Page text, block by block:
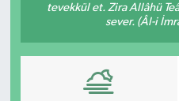
tevekkül et. Zira Allâhü
sever. (Âl-i